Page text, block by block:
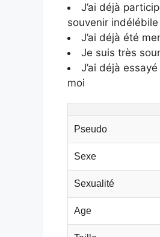
J’ai déjà
souvenir indélébile
J’ai déjà été
Je suis très
J’ai déjà
moi
Pseudo
Sexe
Sexualité
Age